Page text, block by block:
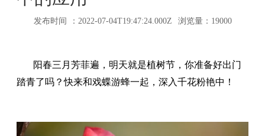
发布时间 ：2022-07-04T19:47:24.000Z 浏览量：19000
阳春三月芳菲遍，明天就是植树节，你准备好出门
踏青了吗？快来和戏蝶游蜂一起，深入千花粉艳中！